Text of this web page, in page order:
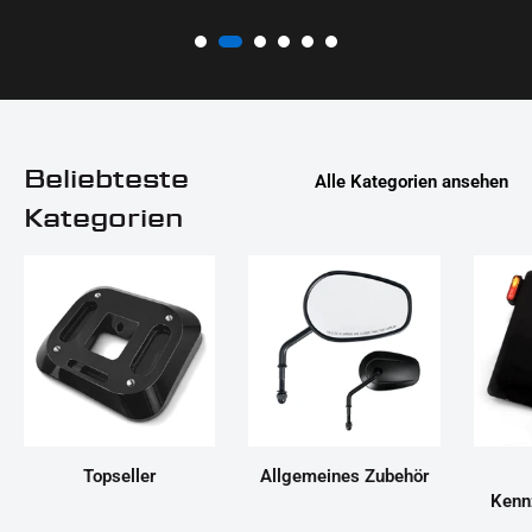
Beliebteste
Kategorien
Alle Kategorien ansehen
Topseller
Allgemeines Zubehör